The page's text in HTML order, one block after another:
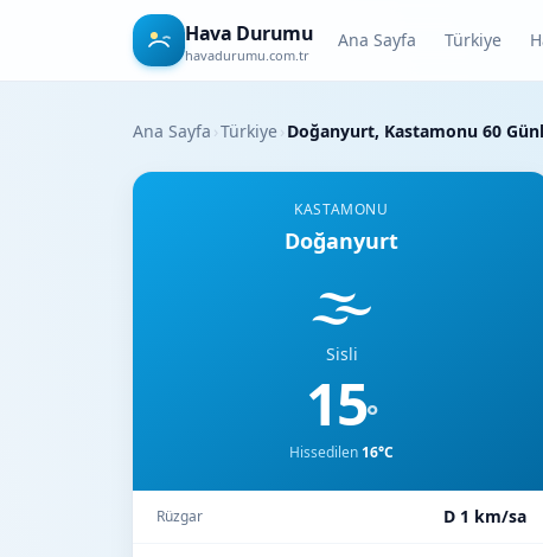
Hava Durumu
havadurumu.com.tr
Ana Sayfa Türkiye
Ana Sayfa ›Türkiye› Doğanyurt, Kastamonu 60
KASTAMONU
Doğanyurt
🌫️
Sisli
15°
Hissedilen 16°C
Rüzgar D 1 km/sa